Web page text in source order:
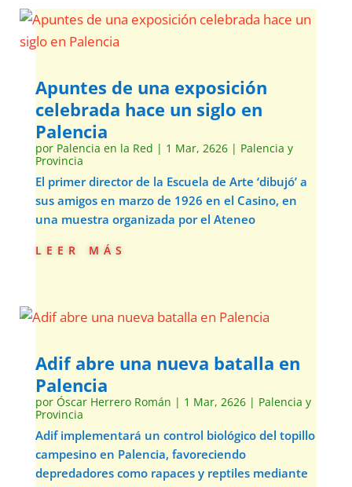
Apuntes de una exposición
celebrada hace un siglo en
Palencia
por Palencia en la Red | 1 Mar, 2626| Palencia y
Provincia
El primer director de la Escuela de Arte ‘dibujó’ a
sus amigos en marzo de 1926 en el Casino, en
una muestra organizada por el Ateneo
leer más
Adif abre una nueva batalla en
Palencia
por Óscar Herrero Román | 1 Mar, 2626| Palencia y
Provincia
Adif implementará un control biológico del topillo
campesino en Palencia, favoreciendo
depredadores como rapaces y reptiles mediante